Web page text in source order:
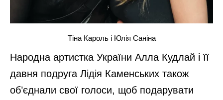
Тіна Кароль і Юлія Саніна
Народна артистка України Алла Кудлай і її
давня подруга Лідія Каменських також
об’єднали свої голоси, щоб подарувати